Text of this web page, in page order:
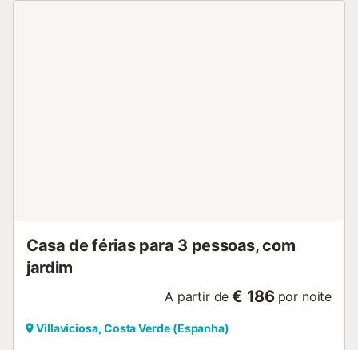
Casa de férias para 3 pessoas, com
jardim
A partir de € 186 por noite
Villaviciosa, Costa Verde (Espanha)